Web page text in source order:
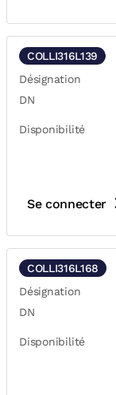
COLLI316L139
Désignation
DN
Disponibilité
Se connecter
COLLI316L168
Désignation
DN
Disponibilité